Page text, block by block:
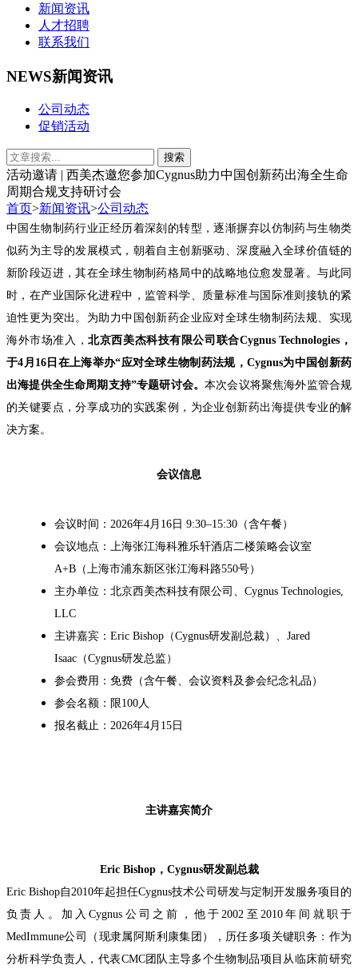
新闻资讯
人才招聘
联系我们
NEWS新闻资讯
公司动态
促销活动
活动邀请 | 西美杰邀您参加Cygnus助力中国创新药出海全生命
周期合规支持研讨会
首页>新闻资讯>公司动态
中国生物制药行业正经历着深刻的转型，逐渐摒弃以仿制药与生物类
似药为主导的发展模式，朝着自主创新驱动、深度融入全球价值链的
新阶段迈进，其在全球生物制药格局中的战略地位愈发显著。与此同
时，在产业国际化进程中，监管科学、质量标准与国际准则接轨的紧
迫性更为突出。为助力中国创新药企业应对全球生物制药法规、实现
海外市场准入，北京西美杰科技有限公司联合Cygnus Technologies，
于4月16日在上海举办“应对全球生物制药法规，Cygnus为中国创新药
出海提供全生命周期支持”专题研讨会。 本次会议将聚焦海外监管合规
的关键要点，分享成功的实践案例，为企业创新药出海提供专业的解
决方案。
会议信息
会议时间： 2026年4月 16 日 9:30–15:30 （含午餐）
会议地点 ： 上海张江海科雅乐轩酒店二楼策略会议室
A+B （上海市浦东新区张江海科路550号）
主办单位：北京西美杰科技有限公司、 Cygnus Technologies,
LLC
主讲嘉宾： Eric Bishop （Cygnus研发副总裁）、 Jared
Isaac （Cygnus研发总监）
参会费用：免费（含午餐、会议资料及参会纪念礼品）
参会名额：限100人
报名截止： 2026年4月 15 日
主讲嘉宾简介
Eric Bishop，Cygnus研发副总裁
Eric Bishop自2010年起担任Cygnus技术公司研发与定制开发服务项目的
负责人。加入Cygnus公司之前，他于2002至2010年间就职于
MedImmune公司（现隶属阿斯利康集团），历任多项关键职务：作为
分析科学负责人，代表CMC团队主导多个生物制品项目从临床前研究